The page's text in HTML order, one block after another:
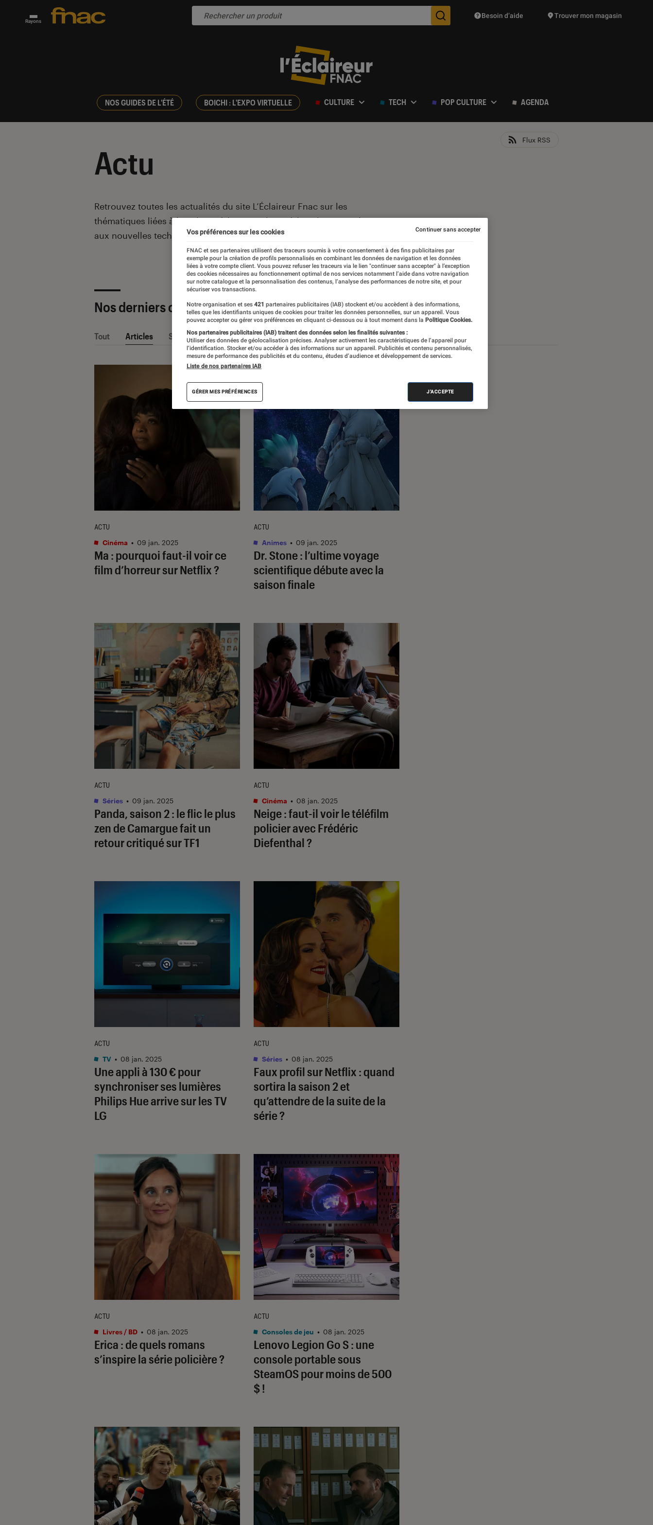
Rayons Des suggestions de produits vont vous être proposées
Besoin d’aide Trouver mon magasin
NOS GUIDES DE L'ÉTÉ BOICHI : L'EXPO VIRTUELLE CULTURE TECH POP CULTURE AGENDA
Actu
Flux RSS
Introduction
Retrouvez toutes les actualités du site L’Éclaireur Fnac sur les
thématiques liées à la culture, à la pop culture, à la culture numérique et
aux nouvelles technologies.
Nos derniers contenus
Tout Articles Sélections et guides Tests
Ma : pourquoi faut-il voir ce
film d’horreur sur Netflix ?
ACTU
Cinéma • 09 jan. 2025
Dr. Stone: l’ultime voyage
scientifique débute avec la
saison finale
ACTU
Animes • 09 jan. 2025
Panda, saison 2 : le flic le plus
zen de Camargue fait un
retour critiqué sur TF1
ACTU
Séries • 09 jan. 2025
Neige: faut-il voir le téléfilm
policier avec Frédéric
Diefenthal ?
ACTU
Cinéma • 08 jan. 2025
Une appli à 130 € pour
synchroniser ses lumières
Philips Hue arrive sur les TV
LG
ACTU
TV • 08 jan. 2025
Faux profilsur Netflix : quand
sortira la saison 2 et
qu’attendre de la suite de la
série ?
ACTU
Séries • 08 jan. 2025
Erica : de quels romans
s’inspire la série policière ?
ACTU
Livres / BD • 08 jan. 2025
Lenovo Legion Go S : une
console portable sous
SteamOS pour moins de 500
$ !
ACTU
Consoles de jeu • 08 jan. 2025
Vos préférences sur les cookies
FNAC et ses partenaires utilisent des traceurs soumis à votre consentement à des fins publicitaires par
exemple pour la création de profils personnalisés en combinant les données de navigation et les données
liées à votre compte client. Vous pouvez refuser les traceurs via le lien "continuer sans accepter" à l’exception
des cookies nécessaires au fonctionnement optimal de nos services notamment l’aide dans votre navigation
sur notre catalogue et la personnalisation des contenus, l’analyse des performances de notre site, et pour
sécuriser vos transactions.
Notre organisation et ses 421 partenaires publicitaires (IAB) stockent et/ou accèdent à des informations,
telles que les identifiants uniques de cookies pour traiter les données personnelles, sur un appareil. Vous
pouvez accepter ou gérer vos préférences en cliquant ci-dessous ou à tout moment dans la Politique Cookies.
Nos partenaires publicitaires (IAB) traitent des données selon les finalités suivantes :
Utiliser des données de géolocalisation précises. Analyser activement les caractéristiques de l’appareil pour
l’identification. Stocker et/ou accéder à des informations sur un appareil. Publicités et contenu personnalisés,
mesure de performance des publicités et du contenu, études d’audience et développement de services.
Liste de nos partenaires IAB
GÉRER MES PRÉFÉRENCES J'ACCEPTE
Continuer sans accepter